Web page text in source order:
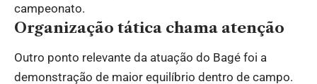
campeonato.
Organização tática chama atenção
Outro ponto relevante da atuação do Bagé foi a
demonstração de maior equilíbrio dentro de campo.